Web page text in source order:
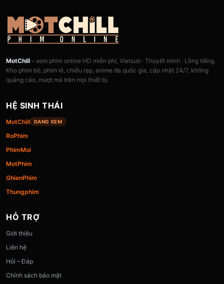
MotChill – xem phim online HD miễn phí, Vietsub · Thuyết minh · Lồng tiếng.
Kho phim bộ, phim lẻ, chiếu rạp, anime đa quốc gia, cập nhật 24/7, không
quảng cáo, mượt mà trên mọi thiết bị.
HỆ SINH THÁI
MotChill ĐANG XEM
RoPhim
PhimMoi
MotPhim
GhienPhim
Thungphim
HỖ TRỢ
Giới thiệu
Liên hệ
Hỏi – Đáp
Chính sách bảo mật